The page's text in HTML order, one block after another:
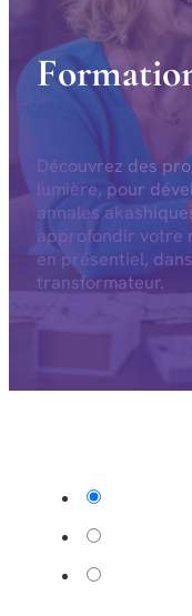
Formatio
Découvrez des
lumière, pour
annales
approfondir votre
en présentiel,
transformateur.